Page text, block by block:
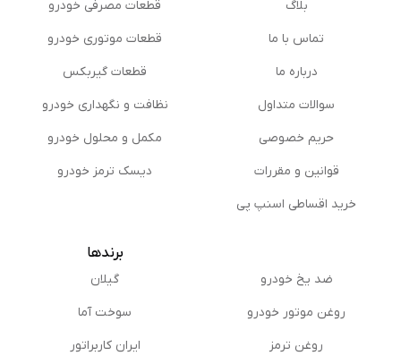
بلاگ
تماس با ما
درباره ما
سوالات متداول
حریم خصوصی
قوانین و مقررات
خرید اقساطی اسنپ پی
قطعات مصرفی خودرو
قطعات موتوری خودرو
قطعات گیربکس
نظافت و نگهداری خودرو
مكمل و محلول خودرو
دیسک ترمز خودرو
ضد یخ خودرو
روغن موتور خودرو
روغن ترمز
برندها
گیلان
سوخت آما
ایران کاربراتور